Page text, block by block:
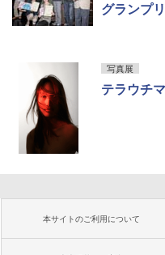
グランプ
写真展
テラウチ
本サイトのご利用について